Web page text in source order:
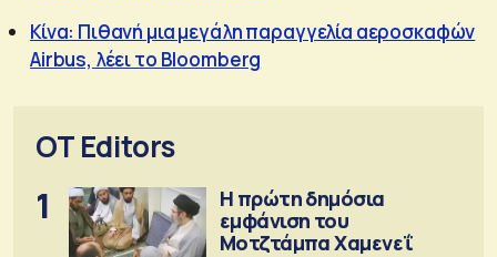
Κίνα: Πιθανή μια μεγάλη παραγγελία αεροσκαφών
Airbus, λέει το Bloomberg
OT Editors
1
Η πρώτη δημόσια
εμφάνιση του
Μοτζτάμπα Χαμενεΐ